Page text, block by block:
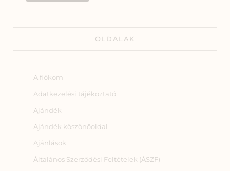
OLDALAK
A fiókom
Adatkezelési tájékoztató
Ajándék
Ajándék köszönőoldal
Ajánlások
Általános Szerződési Feltételek (ÁSZF)